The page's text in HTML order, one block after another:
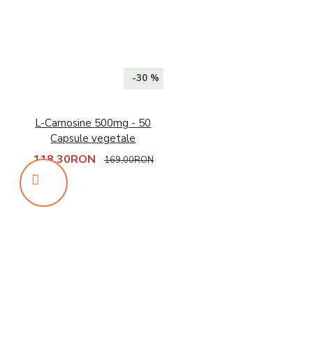
-30 %
L-Carnosine 500mg - 50
Capsule vegetale
118,30RON 169,00RON